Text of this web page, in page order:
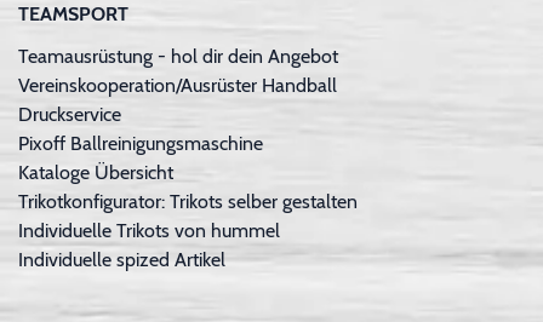
TEAMSPORT
Teamausrüstung - hol dir dein Angebot
Vereinskooperation/Ausrüster Handball
Druckservice
Pixoff Ballreinigungsmaschine
Kataloge Übersicht
Trikotkonfigurator: Trikots selber gestalten
Individuelle Trikots von hummel
Individuelle spized Artikel